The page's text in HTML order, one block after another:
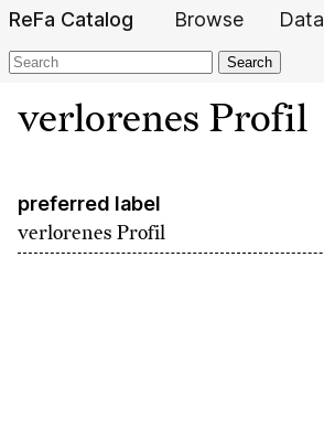
ReFa Catalog Browse Data
Search
verlorenes Profil
preferred label
verlorenes Profil